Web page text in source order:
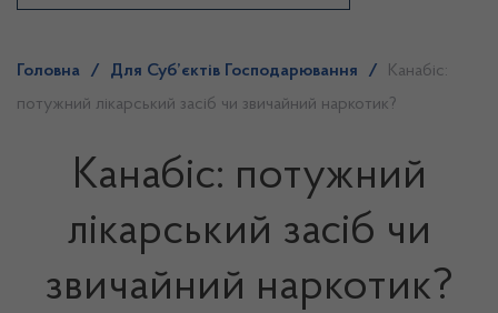
Головна / Для Суб’єктів Господарювання /
Канабіс:
потужний лікарський засіб чи звичайний наркотик?
Канабіс: потужний
лікарський засіб чи
звичайний наркотик?